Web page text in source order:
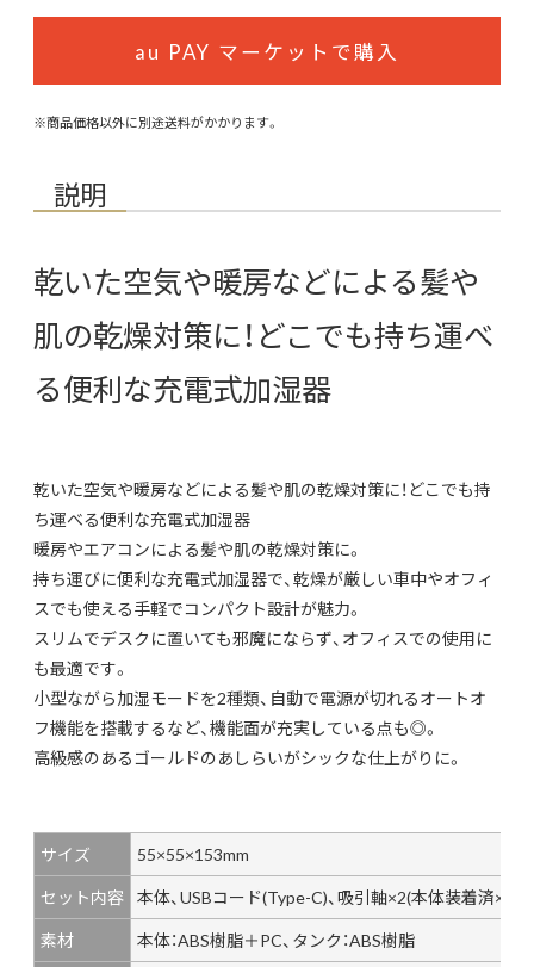
au PAY マーケットで購入
※商品価格以外に別途送料がかかります。
説明
乾いた空気や暖房などによる髪や
肌の乾燥対策に！どこでも持ち運べ
る便利な充電式加湿器
乾いた空気や暖房などによる髪や肌の乾燥対策に！どこでも持
ち運べる便利な充電式加湿器
暖房やエアコンによる髪や肌の乾燥対策に。
持ち運びに便利な充電式加湿器で、乾燥が厳しい車中やオフィ
スでも使える手軽でコンパクト設計が魅力。
スリムでデスクに置いても邪魔にならず、オフィスでの使用に
も最適です。
小型ながら加湿モードを2種類、自動で電源が切れるオートオ
フ機能を搭載するなど、機能面が充実している点も◎。
高級感のあるゴールドのあしらいがシックな仕上がりに。
サイズ
55×55×153mm
セット内容 本体、USBコード(Type-C)、吸引軸×2(本体装着済×1)
素材
本体：ABS樹脂＋PC、タンク：ABS樹脂